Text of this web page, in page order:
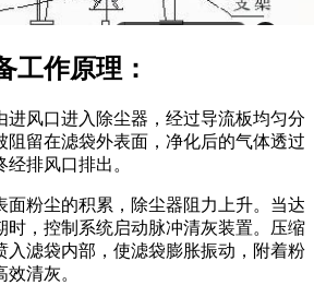
工作原理：
进风口进入除尘器，经过导流板均匀分
阻留在滤袋外表面，净化后的气体透过
排风口排出。
面粉尘的积累，除尘器阻力上升。当达
时，控制系统启动脉冲清灰装置。压缩
入滤袋内部，使滤袋膨胀振动，附着粉
清灰。